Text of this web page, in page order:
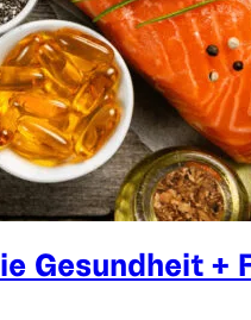
Gesundheit +